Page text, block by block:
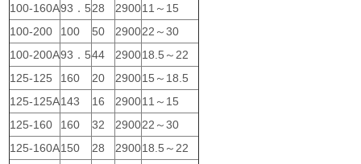
100-160A93．528 290011～15
100-200
100 50 290022～30
100-200A93．544 290018.5～22
125-125
160 20 290015～18.5
125-125A143 16 290011～15
125-160
160 32 290022～30
125-160A150 28 290018.5～22